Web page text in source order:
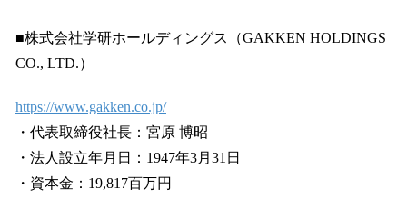
■株式会社学研ホールディングス（GAKKEN HOLDINGS
CO., LTD.）
https://www.gakken.co.jp/
・代表取締役社長：宮原 博昭
・法人設立年月日：1947年3月31日
・資本金：19,817百万円